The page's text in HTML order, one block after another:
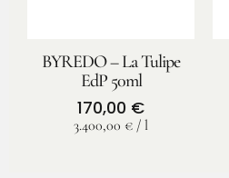
BYREDO – La Tulipe
EdP 50ml
170,00 €
3.400,00 € / l